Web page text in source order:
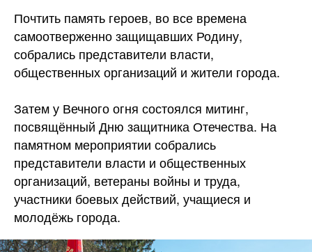
Почтить память героев, во все времена
самоотверженно защищавших Родину,
собрались представители власти,
общественных организаций и жители города.
Затем у Вечного огня состоялся митинг,
посвящённый Дню защитника Отечества. На
памятном мероприятии собрались
представители власти и общественных
организаций, ветераны войны и труда,
участники боевых действий, учащиеся и
молодёжь города.